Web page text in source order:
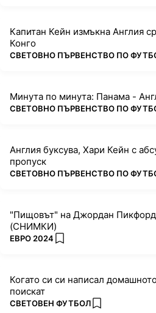
Капитан Кейн измъкна Англия
Конго
ПОВЕЧЕ ОТ
СВЕТОВНО ПЪРВЕНСТВО ПО
Минута по минута: Панама -
ПОВЕЧЕ ОТ
СВЕТОВНО ПЪРВЕНСТВО ПО
Англия буксува, Хари Кейн с
пропуск
ПОВЕЧЕ ОТ
СВЕТОВНО ПЪРВЕНСТВО ПО
"Пищовът" на Джордан Пикфорд
(СНИМКИ)
ПОВЕЧЕ ОТ
ЕВРО 2024 add favorites
Когато си си написал
поискат
ПОВЕЧЕ ОТ
СВЕТОВЕН ФУТБОЛ add favorites